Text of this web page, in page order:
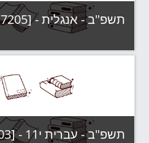
תשפ"ב - אנגלית - [7205]
תשפ"ב - קבוצות לימוד
תשפ"ב - עברית י11 - [7203]